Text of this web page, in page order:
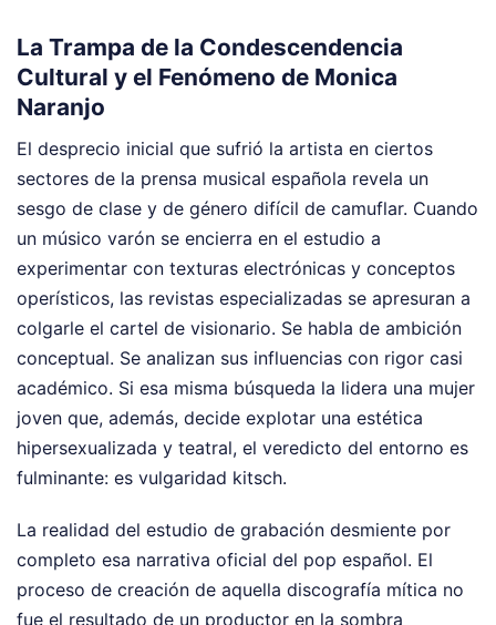
La Trampa de la Condescendencia
Cultural y el Fenómeno de Monica
Naranjo
El desprecio inicial que sufrió la artista en ciertos
sectores de la prensa musical española revela un
sesgo de clase y de género difícil de camuflar. Cuando
un músico varón se encierra en el estudio a
experimentar con texturas electrónicas y conceptos
operísticos, las revistas especializadas se apresuran a
colgarle el cartel de visionario. Se habla de ambición
conceptual. Se analizan sus influencias con rigor casi
académico. Si esa misma búsqueda la lidera una mujer
joven que, además, decide explotar una estética
hipersexualizada y teatral, el veredicto del entorno es
fulminante: es vulgaridad kitsch.
La realidad del estudio de grabación desmiente por
completo esa narrativa oficial del pop español. El
proceso de creación de aquella discografía mítica no
fue el resultado de un productor en la sombra